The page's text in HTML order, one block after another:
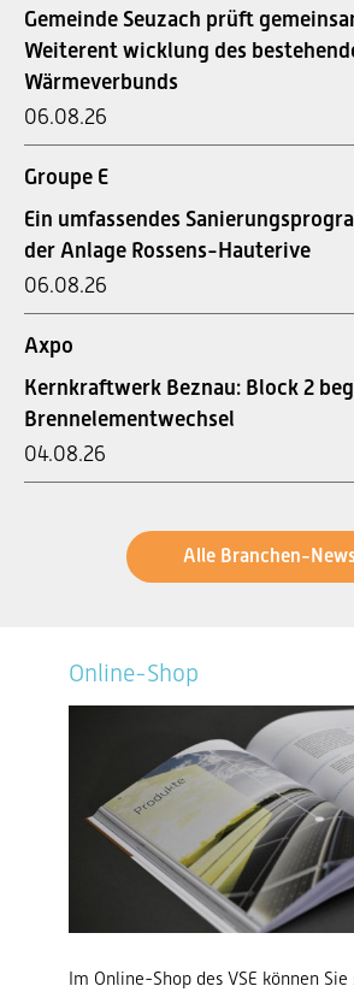
Gemeinde Seuzach prüft
Weiterent wicklung des
Wärmeverbunds
06.08.26
Groupe E
Ein umfassendes
der Anlage Rossens-Hauterive
06.08.26
Axpo
Kernkraftwerk Beznau: Block 2
Brennelementwechsel
04.08.26
Alle Branchen-
Online-Shop
Im Online-Shop des VSE können